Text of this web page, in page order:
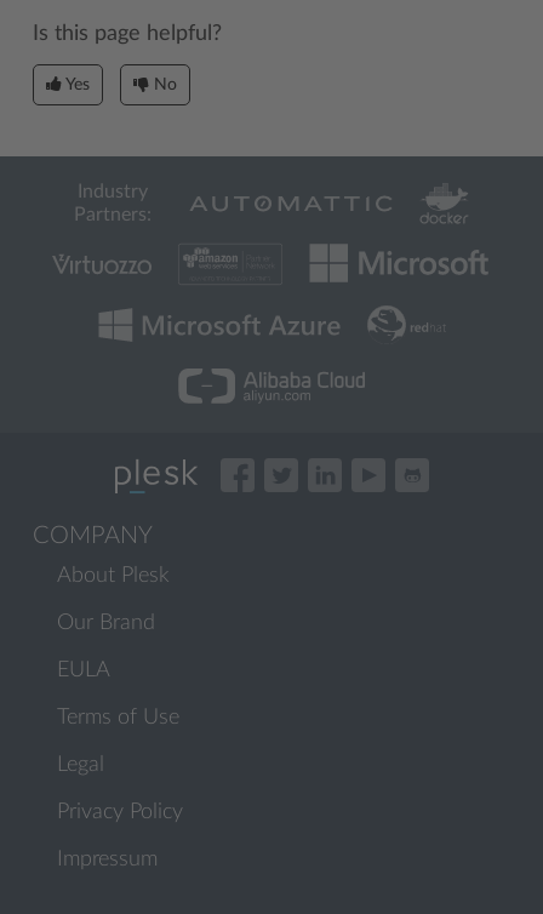
Is this page helpful?
Yes No
Industry
Partners:
COMPANY
About Plesk
Our Brand
EULA
Terms of Use
Legal
Privacy Policy
Impressum